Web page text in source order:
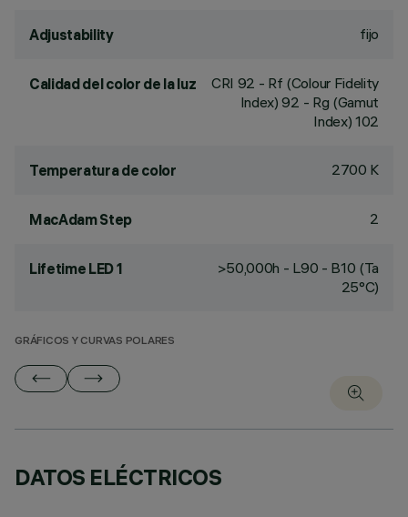
Adjustability fijo
Calidad del color de la luz CRI 92 - Rf (Colour Fidelity
Index) 92 - Rg (Gamut
Index) 102
Temperatura de color 2700 K
MacAdam Step 2
Lifetime LED 1
>50,000h - L90 - B10 (Ta
25°C)
GRÁFICOS Y CURVAS POLARES
DATOS ELÉCTRICOS